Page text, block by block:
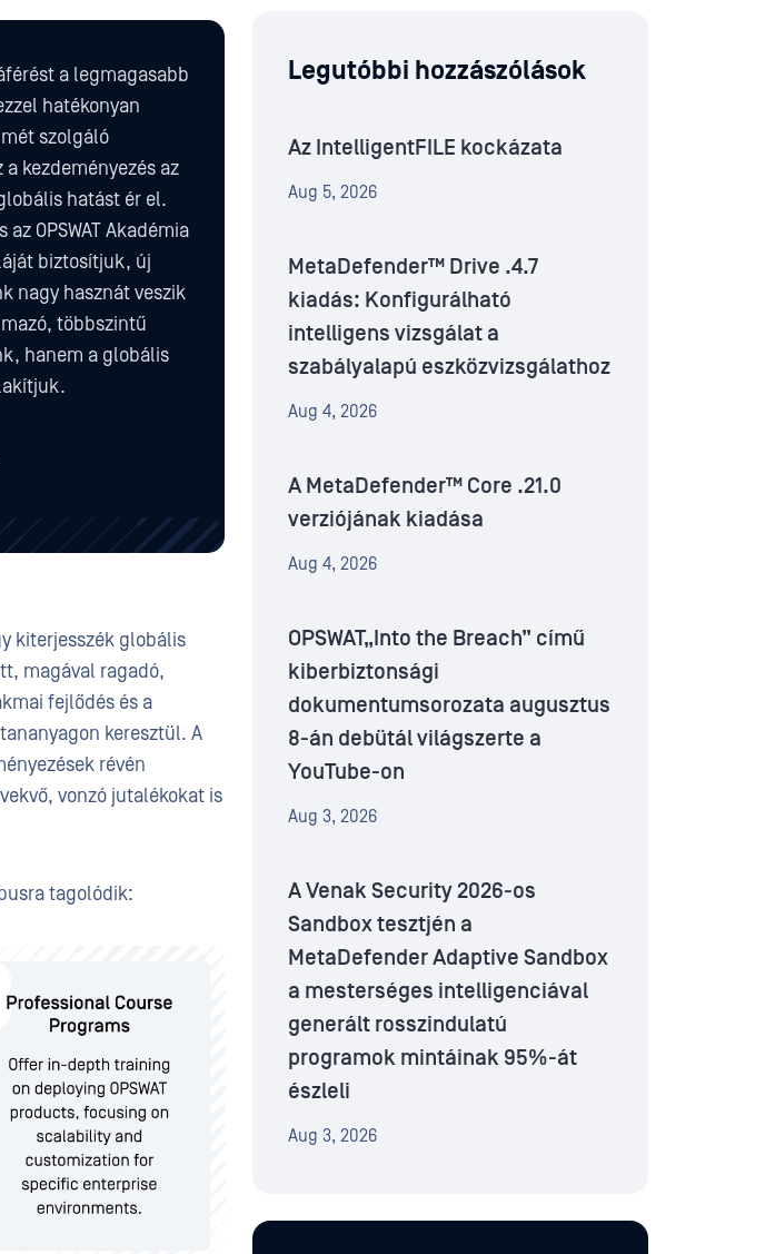
a legmagasabb
hatékonyan
szolgáló
kezdeményezés az
hatást ér el.
OPSWAT Akadémia
biztosítjuk, új
nagy hasznát veszik
többszintű
hanem a globális
kiterjesszék globális
magával ragadó,
fejlődés és a
keresztül. A
révén
vonzó jutalékokat is
tagolódik:
Legutóbbi hozzászólások
Az IntelligentFILE kockázata
Aug 5, 2026
MetaDefender™ Drive .4.7
kiadás: Konfigurálható
intelligens vizsgálat a
szabályalapú eszközvizsgálathoz
Aug 4, 2026
A MetaDefender™ Core .21.0
verziójának kiadása
Aug 4, 2026
OPSWAT„Into the Breach” című
kiberbiztonsági
dokumentumsorozata augusztus
8-án debütál világszerte a
YouTube-on
Aug 3, 2026
A Venak Security 2026-os
Sandbox tesztjén a
MetaDefender Adaptive Sandbox
a mesterséges intelligenciával
generált rosszindulatú
programok mintáinak 95%-át
észleli
Aug 3, 2026